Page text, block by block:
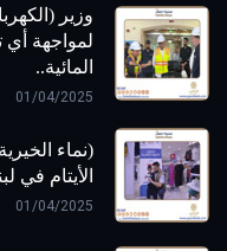
وزير
لمواجهة أي
المائية..
01/04/2025
(نماء
الأيتام في
01/04/2025